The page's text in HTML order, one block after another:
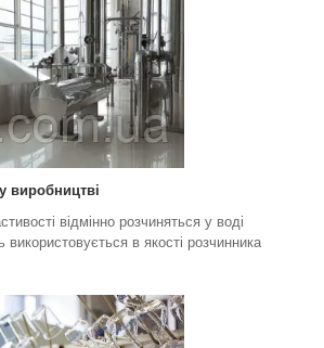
виробництві
відмінно розчиняться у воді
використовується в якості розчинника